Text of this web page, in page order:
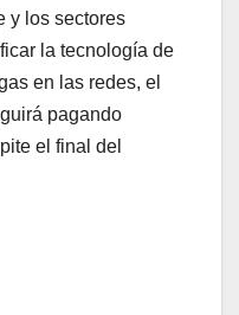
y los sectores
la tecnología de
en las redes, el
pagando
el final del